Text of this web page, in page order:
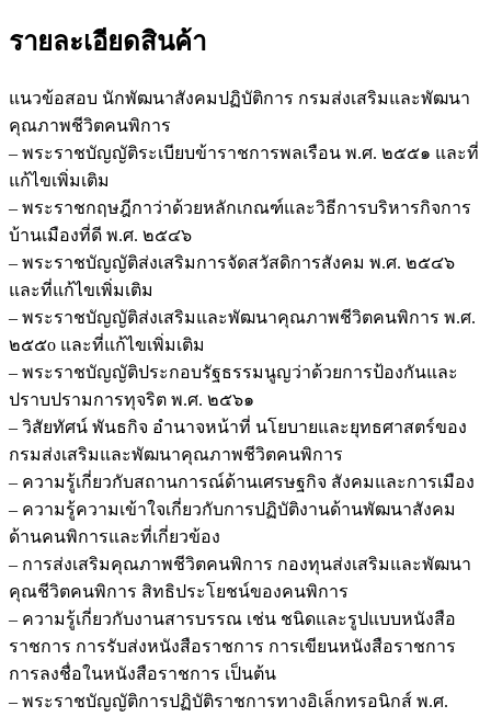
รายละเอียดสินค้า
แนวข้อสอบ นักพัฒนาสังคมปฏิบัติการ กรมส่งเสริมและพัฒนา
คุณภาพชีวิตคนพิการ
– พระราชบัญญัติระเบียบข้าราชการพลเรือน พ.ศ. ๒๕๕๑ และที่
แก้ไขเพิ่มเติม
– พระราชกฤษฎีกาว่าด้วยหลักเกณฑ์และวิธีการบริหารกิจการ
บ้านเมืองที่ดี พ.ศ. ๒๕๔๖
– พระราชบัญญัติส่งเสริมการจัดสวัสดิการสังคม พ.ศ. ๒๕๔๖
และที่แก้ไขเพิ่มเติม
– พระราชบัญญัติส่งเสริมและพัฒนาคุณภาพชีวิตคนพิการ พ.ศ.
๒๕๕o และที่แก้ไขเพิ่มเติม
– พระราชบัญญัติประกอบรัฐธรรมนูญว่าด้วยการป้องกันและ
ปราบปรามการทุจริต พ.ศ. ๒๕๖๑
– วิสัยทัศน์ พันธกิจ อำนาจหน้าที่ นโยบายและยุทธศาสตร์ของ
กรมส่งเสริมและพัฒนาคุณภาพชีวิตคนพิการ
– ความรู้เกี่ยวกับสถานการณ์ด้านเศรษฐกิจ สังคมและการเมือง
– ความรู้ความเข้าใจเกี่ยวกับการปฏิบัติงานด้านพัฒนาสังคม
ด้านคนพิการและที่เกี่ยวข้อง
– การส่งเสริมคุณภาพชีวิตคนพิการ กองทุนส่งเสริมและพัฒนา
คุณชีวิตคนพิการ สิทธิประโยชน์ของคนพิการ
– ความรู้เกี่ยวกับงานสารบรรณ เช่น ชนิดและรูปแบบหนังสือ
ราชการ การรับส่งหนังสือราชการ การเขียนหนังสือราชการ
การลงชื่อในหนังสือราชการ เป็นต้น
– พระราชบัญญัติการปฏิบัติราชการทางอิเล็กทรอนิกส์ พ.ศ.